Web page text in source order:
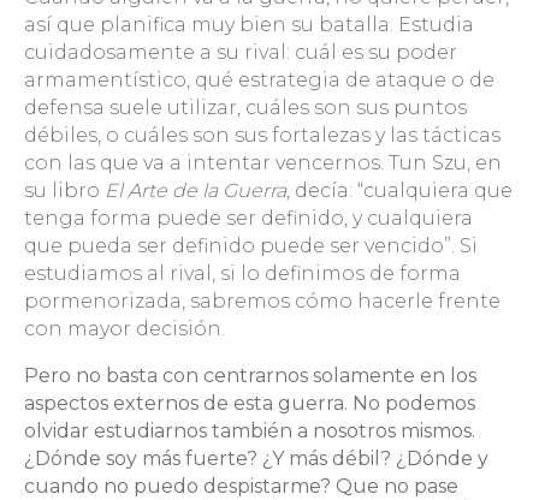
así que planifica muy bien su batalla. Estudia
cuidadosamente a su rival: cuál es su poder
armamentístico, qué estrategia de ataque o de
defensa suele utilizar, cuáles son sus puntos
débiles, o cuáles son sus fortalezas y las tácticas
con las que va a intentar vencernos. Tun Szu, en
su libro El Arte de la Guerra, decía: “cualquiera que
tenga forma puede ser definido, y cualquiera
que pueda ser definido puede ser vencido”. Si
estudiamos al rival, si lo definimos de forma
pormenorizada, sabremos cómo hacerle frente
con mayor decisión.
Pero no basta con centrarnos solamente en los
aspectos externos de esta guerra. No podemos
olvidar estudiarnos también a nosotros mismos.
¿Dónde soy más fuerte? ¿Y más débil? ¿Dónde y
cuando no puedo despistarme? Que no pase